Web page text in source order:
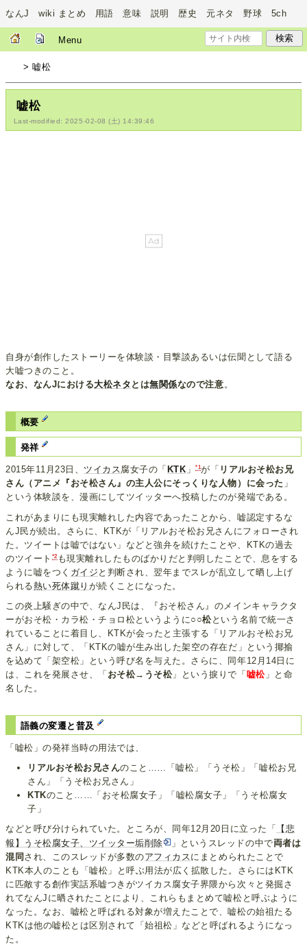
なんJ wiki まとめ 用語 意味 説明 歴史 元ネタ 野球 5ch
Menu
> 嘘松
嘘松
Last-modified: 2025-02-08 (土) 14:39:46
自身が創作したストーリーを体験談・目撃談あるいは伝聞として語る
大嘘つきのこと。
なお、なんJにおける大松ネタ とは無関係なので注意 。
概要
発祥
2015年11月23日、 ツイカス腐女子の「 KTK 」*1が「 リアルおそ松お兄
さん（アニメ『おそ松さん』の主人公にそっくりな人物）に会った 」
という体験談を、漫画にしてツイッターへ投稿したのが発端である。
これがあまりにも現実離れした内容であったことから、嘘認定するな
んJ民が続出。さらに、KTKが「リアルおそ松お兄さんにフォローされ
た。ツイートは嘘ではない」などと強弁を続けたことや、KTKの過去
のツイート *2も現実離れしたものばかりだと判明したことで、息をする
ように嘘をつく ガイジ と判断され、翌年までスレが乱立して晒し上げ
られる熱い死体蹴り が続くことになった。
この炎上騒ぎの中で、なんJ民は、『おそ松さん』のメインキャラクタ
ーがおそ松・カラ松・チョロ松というように ○○松という名前で統一さ
れていることに着目し、KTKが会ったと主張する「リアルおそ松お兄
さん」に対して、「KTKの嘘が生み出した架空の存在だ」という揶揄
を込めて「架空松」という呼び名を与えた。さらに、同年12月14日に
は、これを発展させ、「 おそ松→うそ松」という捩りで「 嘘松」と命
名した。
語義の変遷と普及
「嘘松」の発祥当時の用法では、
リアルおそ松お兄さんのこと……「嘘松」「うそ松」「嘘松お兄
さん」「うそ松お兄さん」
KTKのこと……「おそ松腐女子」「嘘松腐女子」「うそ松腐女
子」
などと呼び分けられていた。ところが、同年12月20日に立った「
【悲
報】うそ松腐女子、ツイッター垢削除
」というスレッドの中で両者は
混同 され、このスレッドが多数のアフィカスにまとめられたことで
KTK本人のことも「嘘松」と呼ぶ用法が広く拡散した。さらにはKTK
に匹敵する創作実話系嘘つきがツイカス腐女子界隈から次々と発掘さ
れてなんJに晒されたことにより、これらもまとめて嘘松と呼ぶように
なった。なお、嘘松と呼ばれる対象が増えたことで、嘘松の始祖たる
KTKは他の嘘松とは区別されて「始祖松」などと呼ばれるようになっ
た。